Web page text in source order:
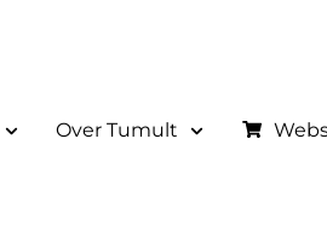
Over Tumult